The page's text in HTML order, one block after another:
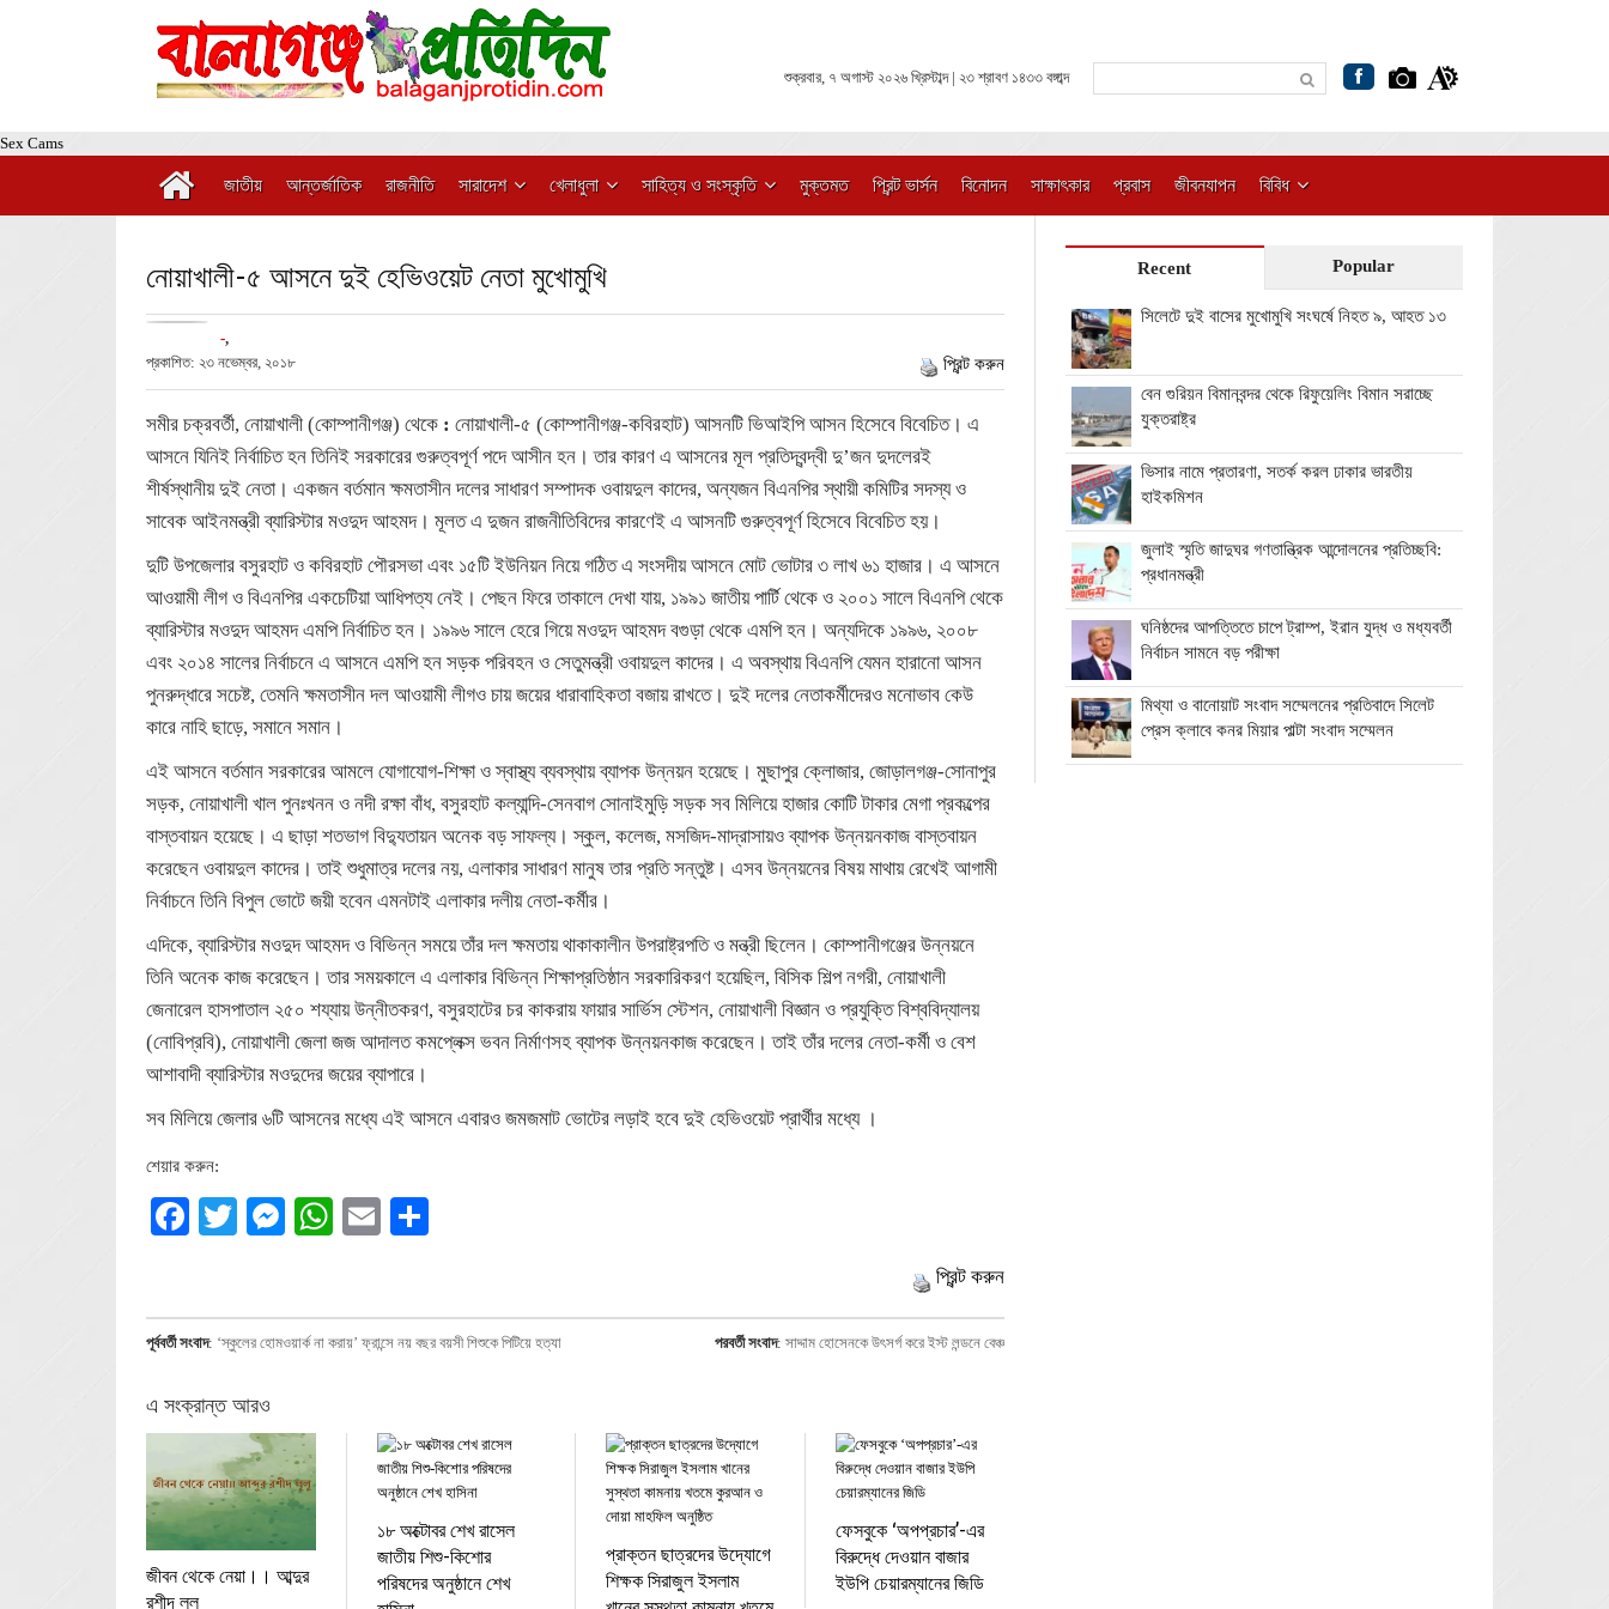
শুক্রবার, ৭ অগাস্ট ২০২৬ খ্রিস্টাব্দ | ২৩ শ্রাবণ ১৪৩৩ বঙ্গাব্দ
Sex Cams
জাতীয় আন্তর্জাতিক রাজনীতি সারাদেশ খেলাধুলা সাহিত্য ও সংস্কৃতি মুক্তমত প্রিন্ট ভার্সন বিনোদন সাক্ষাৎকার প্রবাস জীবনযাপন বিবিধ
নোয়াখালী-৫ আসনে দুই হেভিওয়েট নেতা মুখোমুখি
-,
প্রকাশিত: ২৩ নভেম্বর, ২০১৮
প্রিন্ট করুন
সমীর চক্রবর্তী, নোয়াখালী (কোম্পানীগঞ্জ) থেকে : নোয়াখালী-৫ (কোম্পানীগঞ্জ-কবিরহাট) আসনটি ভিআইপি আসন হিসেবে বিবেচিত। এ
আসনে যিনিই নির্বাচিত হন তিনিই সরকারের গুরুত্বপূর্ণ পদে আসীন হন। তার কারণ এ আসনের মূল প্রতিদ্বন্দ্বী দু’জন দুদলেরই
শীর্ষস্থানীয় দুই নেতা। একজন বর্তমান ক্ষমতাসীন দলের সাধারণ সম্পাদক ওবায়দুল কাদের, অন্যজন বিএনপির স্থায়ী কমিটির সদস্য ও
সাবেক আইনমন্ত্রী ব্যারিস্টার মওদুদ আহমদ। মূলত এ দুজন রাজনীতিবিদের কারণেই এ আসনটি গুরুত্বপূর্ণ হিসেবে বিবেচিত হয়।
দুটি উপজেলার বসুরহাট ও কবিরহাট পৌরসভা এবং ১৫টি ইউনিয়ন নিয়ে গঠিত এ সংসদীয় আসনে মোট ভোটার ৩ লাখ ৬১ হাজার। এ আসনে
আওয়ামী লীগ ও বিএনপির একচেটিয়া আধিপত্য নেই। পেছন ফিরে তাকালে দেখা যায়, ১৯৯১ জাতীয় পার্টি থেকে ও ২০০১ সালে বিএনপি থেকে
ব্যারিস্টার মওদুদ আহমদ এমপি নির্বাচিত হন। ১৯৯৬ সালে হেরে গিয়ে মওদুদ আহমদ বগুড়া থেকে এমপি হন। অন্যদিকে ১৯৯৬, ২০০৮
এবং ২০১৪ সালের নির্বাচনে এ আসনে এমপি হন সড়ক পরিবহন ও সেতুমন্ত্রী ওবায়দুল কাদের। এ অবস্থায় বিএনপি যেমন হারানো আসন
পুনরুদ্ধারে সচেষ্ট, তেমনি ক্ষমতাসীন দল আওয়ামী লীগও চায় জয়ের ধারাবাহিকতা বজায় রাখতে। দুই দলের নেতাকর্মীদেরও মনোভাব কেউ
কারে নাহি ছাড়ে, সমানে সমান।
এই আসনে বর্তমান সরকারের আমলে যোগাযোগ-শিক্ষা ও স্বাস্থ্য ব্যবস্থায় ব্যাপক উন্নয়ন হয়েছে। মুছাপুর ক্লোজার, জোড়ালগঞ্জ-সোনাপুর
সড়ক, নোয়াখালী খাল পুনঃখনন ও নদী রক্ষা বাঁধ, বসুরহাট কল্যান্দি-সেনবাগ সোনাইমুড়ি সড়ক সব মিলিয়ে হাজার কোটি টাকার মেগা প্রকল্পের
বাস্তবায়ন হয়েছে। এ ছাড়া শতভাগ বিদ্যুতায়ন অনেক বড় সাফল্য। স্কুল, কলেজ, মসজিদ-মাদ্রাসায়ও ব্যাপক উন্নয়নকাজ বাস্তবায়ন
করেছেন ওবায়দুল কাদের। তাই শুধুমাত্র দলের নয়, এলাকার সাধারণ মানুষ তার প্রতি সন্তুষ্ট। এসব উন্নয়নের বিষয় মাথায় রেখেই আগামী
নির্বাচনে তিনি বিপুল ভোটে জয়ী হবেন এমনটাই এলাকার দলীয় নেতা-কর্মীর।
এদিকে, ব্যারিস্টার মওদুদ আহমদ ও বিভিন্ন সময়ে তাঁর দল ক্ষমতায় থাকাকালীন উপরাষ্ট্রপতি ও মন্ত্রী ছিলেন। কোম্পানীগঞ্জের উন্নয়নে
তিনি অনেক কাজ করেছেন। তার সময়কালে এ এলাকার বিভিন্ন শিক্ষাপ্রতিষ্ঠান সরকারিকরণ হয়েছিল, বিসিক শিল্প নগরী, নোয়াখালী
জেনারেল হাসপাতাল ২৫০ শয্যায় উন্নীতকরণ, বসুরহাটের চর কাকরায় ফায়ার সার্ভিস স্টেশন, নোয়াখালী বিজ্ঞান ও প্রযুক্তি বিশ্ববিদ্যালয়
(নোবিপ্রবি), নোয়াখালী জেলা জজ আদালত কমপ্লেক্স ভবন নির্মাণসহ ব্যাপক উন্নয়নকাজ করেছেন। তাই তাঁর দলের নেতা-কর্মী ও বেশ
আশাবাদী ব্যারিস্টার মওদুদের জয়ের ব্যাপারে।
সব মিলিয়ে জেলার ৬টি আসনের মধ্যে এই আসনে এবারও জমজমাট ভোটের লড়াই হবে দুই হেভিওয়েট প্রার্থীর মধ্যে ।
শেয়ার করুন:
Facebook
TwitterMessenger
WhatsApp
Email
প্রিন্ট করুন
পূর্ববর্তী সংবাদ: ‘স্কুলের হোমওয়ার্ক না করায়’ ফ্রান্সে নয় বছর বয়সী শিশুকে পিটিয়ে হত্যা পরবর্তী সংবাদ: সাদ্দাম হোসেনকে উৎসর্গ করে ইস্ট লন্ডনে বেঞ্চ
এ সংক্রান্ত আরও
জীবন থেকে নেয়া।। আব্দুর
রশীদ লুলু
১৮ অক্টোবর শেখ রাসেল
জাতীয় শিশু-কিশাের
পরিষদের অনুষ্ঠানে শেখ
প্রাক্তন ছাত্রদের উদ্যোগে
শিক্ষক সিরাজুল ইসলাম
ফেসবুকে ‘অপপ্রচার’-এর
বিরুদ্ধে দেওয়ান বাজার
ইউপি চেয়ারম্যানের জিডি
Recent Popular
সিলেটে দুই বাসের মুখোমুখি সংঘর্ষে নিহত ৯, আহত ১৩
বেন গুরিয়ন বিমানবন্দর থেকে রিফুয়েলিং বিমান সরাচ্ছে
যুক্তরাষ্ট্র
ভিসার নামে প্রতারণা, সতর্ক করল ঢাকার ভারতীয়
হাইকমিশন
জুলাই স্মৃতি জাদুঘর গণতান্ত্রিক আন্দোলনের প্রতিচ্ছবি:
প্রধানমন্ত্রী
ঘনিষ্ঠদের আপত্তিতে চাপে ট্রাম্প, ইরান যুদ্ধ ও মধ্যবর্তী
নির্বাচন সামনে বড় পরীক্ষা
মিথ্যা ও বানোয়াট সংবাদ সম্মেলনের প্রতিবাদে সিলেট
প্রেস ক্লাবে কনর মিয়ার পাল্টা সংবাদ সম্মেলন